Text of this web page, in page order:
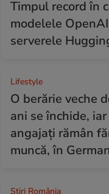
Timpul record în
modelele
serverele
Lifestyle
O berărie veche
ani se închide,
angajați rămân
muncă, în
Știri România